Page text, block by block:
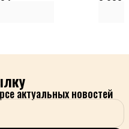
актуальных новостей